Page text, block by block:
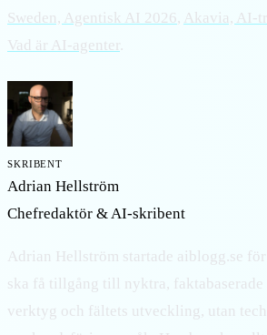
Sweden, Agentisk AI 2026
Akavia, AI-
Vad är AI-agenter
SKRIBENT
Adrian Hellström
Chefredaktör & AI-skribent
Adrian Hellström startade aiblogg.se för
ska få tillgång till nyktra, faktabaserade
verktyg och fältets utveckling, utan